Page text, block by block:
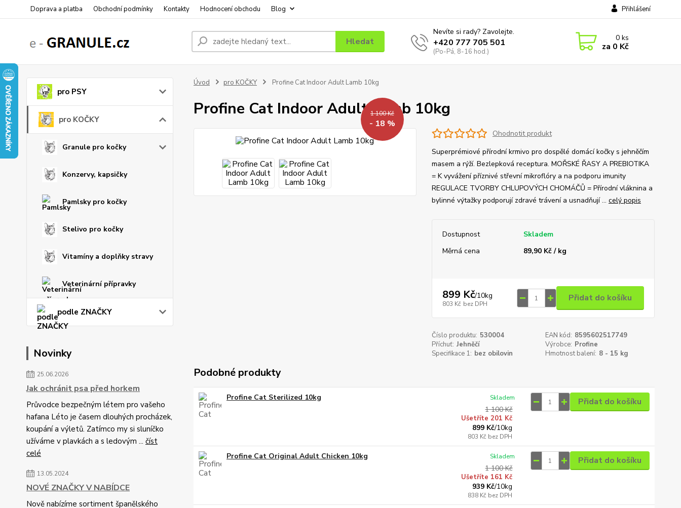
Doprava a platba Obchodní podmínky Kontakty Hodnocení obchodu Blog Přihlášení
Hledat
Nevíte si rady? Zavolejte.
+420 777 705 501
(Po-Pá, 8-16 hod.)
0ks
za 0 Kč
pro PSY
pro KOČKY
Granule pro kočky
Konzervy, kapsičky
Pamlsky pro kočky
Stelivo pro kočky
Vitamíny a doplňky stravy
Veterinární přípravky
podle ZNAČKY
Novinky
25.06.2026
Jak ochránit psa před horkem
Průvodce bezpečným létem pro vašeho
hafana Léto je časem dlouhých procházek,
koupání a výletů. Zatímco my si sluníčko
užíváme v plavkách a s ledovým ... číst
celé
13.05.2024
NOVÉ ZNAČKY V NABÍDCE
Nově nabízíme sortiment španělského
Úvod pro KOČKY Profine Cat Indoor Adult Lamb 10kg
Profine Cat Indoor Adult Lamb 10kg
1 100 Kč
- 18 %
Ohodnotit produkt
Superprémiové přírodní krmivo pro dospělé domácí kočky s jehněčím
masem a rýží. Bezlepková receptura. MOŘSKÉ ŘASY A PREBIOTIKA
= K vyvážení příznivé střevní mikroflóry a na podporu imunity
REGULACE TVORBY CHLUPOVÝCH CHOMÁČŮ = Přírodní vláknina a
bylinné výtažky podporují zdravé trávení a usnadňují ... celý popis
Dostupnost
Skladem
Měrná cena
89,90 Kč / kg
899 Kč/10kg
803 Kč bez DPH
Přidat do košíku
Číslo produktu: 530004 EAN kód: 8595602517749
Příchuť: Jehněčí Výrobce: Profine
Specifikace 1: bez obilovin Hmotnost balení: 8 - 15 kg
Podobné produkty
Profine Cat Sterilized 10kg
1 100 Kč
Ušetříte 201 Kč
899 Kč/10kg
803 Kč bez DPH
Skladem Přidat do košíku
Profine Cat Original Adult Chicken 10kg
1 100 Kč
Ušetříte 161 Kč
939 Kč/10kg
838 Kč bez DPH
Skladem Přidat do košíku